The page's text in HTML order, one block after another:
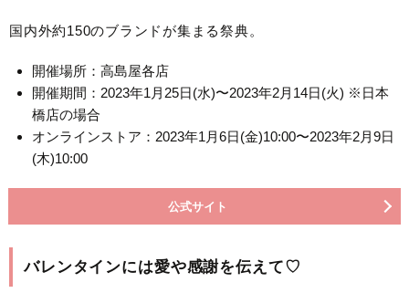
国内外約150のブランドが集まる祭典。
開催場所：高島屋各店
開催期間：2023年1月25日(水)〜2023年2月14日(火) ※日本
橋店の場合
オンラインストア：2023年1月6日(金)10:00〜2023年2月9日
(木)10:00
公式サイト
バレンタインには愛や感謝を伝えて♡